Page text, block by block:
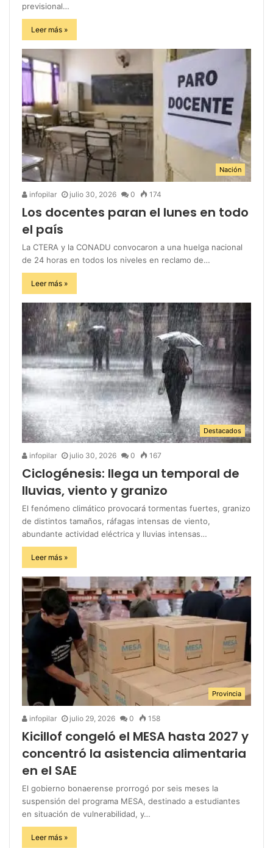
previsional…
Leer más »
Nación
infopilar julio 30, 2026 0 174
Los docentes paran el lunes en todo
el país
La CTERA y la CONADU convocaron a una huelga nacional
de 24 horas en todos los niveles en reclamo de…
Leer más »
Destacados
infopilar julio 30, 2026 0 167
Ciclogénesis: llega un temporal de
lluvias, viento y granizo
El fenómeno climático provocará tormentas fuertes, granizo
de distintos tamaños, ráfagas intensas de viento,
abundante actividad eléctrica y lluvias intensas…
Leer más »
Provincia
infopilar julio 29, 2026 0 158
Kicillof congeló el MESA hasta 2027 y
concentró la asistencia alimentaria
en el SAE
El gobierno bonaerense prorrogó por seis meses la
suspensión del programa MESA, destinado a estudiantes
en situación de vulnerabilidad, y…
Leer más »